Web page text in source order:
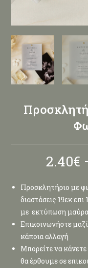
2.40€
Προσκλητήριο με
διαστάσεις 19εκ
με εκτύπωση
Επικοινωνήστε
κάποια αλλαγή
Μπορείτε να
θα έρθουμε σε